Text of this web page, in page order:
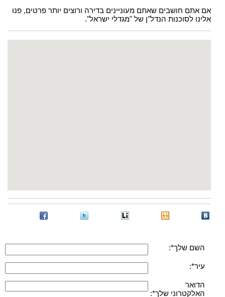
אם אתם חושבים שאתם מעוניינים בדירה ורוצים יותר פרטים, פנו
אלינו לסוכנות הנדל"ן של "מגדלי ישראל".
השם שלך*:
עיר*:
הדואר
האלקטרוני שלך*: